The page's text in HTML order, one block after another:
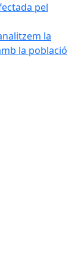
pel
la
la població